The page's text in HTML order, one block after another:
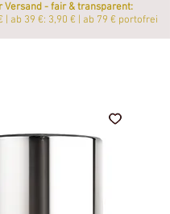
Versand - fair & transparent:
| ab 39 €: 3,90 € | ab 79 € portofrei